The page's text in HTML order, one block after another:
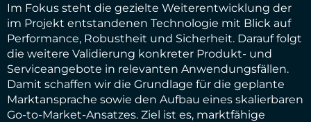
Im Fokus steht die gezielte Weiterentwicklung der
im Projekt entstandenen Technologie mit Blick auf
Performance, Robustheit und Sicherheit. Darauf folgt
die weitere Validierung konkreter Produkt- und
Serviceangebote in relevanten Anwendungsfällen.
Damit schaffen wir die Grundlage für die geplante
Marktansprache sowie den Aufbau eines skalierbaren
Go-to-Market-Ansatzes. Ziel ist es, marktfähige